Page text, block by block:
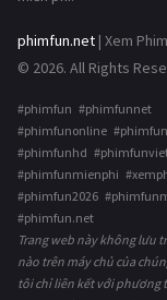
phimfun.net | Xem
© 2026. All Rights
#phimfun #phimfunnet
#phimfunonline
#phimfunhd
#phimfunmienphi
#phimfun2026
#phimfun.net
Trang web này không lưu
nào trên máy chủ của
tôi chỉ liên kết với phương